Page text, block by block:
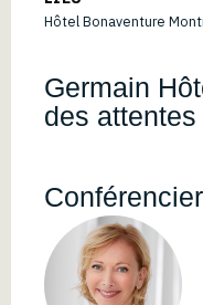
Hôtel Bonaventure
Germain
des attentes
Conférencier